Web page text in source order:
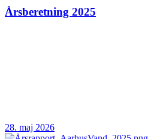
Årsberetning 2025
28. maj 2026